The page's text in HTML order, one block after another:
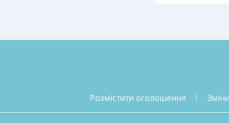
розмістити оголошення